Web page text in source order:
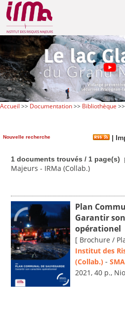
Accueil >> Documentation>> Bibliothèque
Nouvelle recherche |
1 documents trouvés / 1 page(s)
Majeurs - IRMa (Collab.)
Plan
Garantir
opérationel
[ Brochure /
Institut des
(Collab.) -
2021, 40 p.,